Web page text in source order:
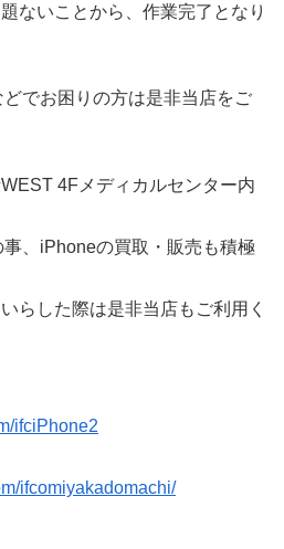
ないことから、作業完了となり
でお困りの方は是非当店をご
4Fメディカルセンター内
、iPhoneの買取・販売も積極
らした際は是非当店もご利用く
ifciPhone2
ifcomiyakadomachi/